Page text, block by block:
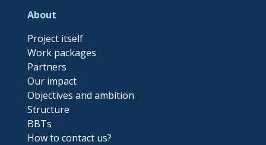
About
Project itself
Work packages
Partners
Our impact
Objectives and ambition
Structure
BBTs
How to contact us?